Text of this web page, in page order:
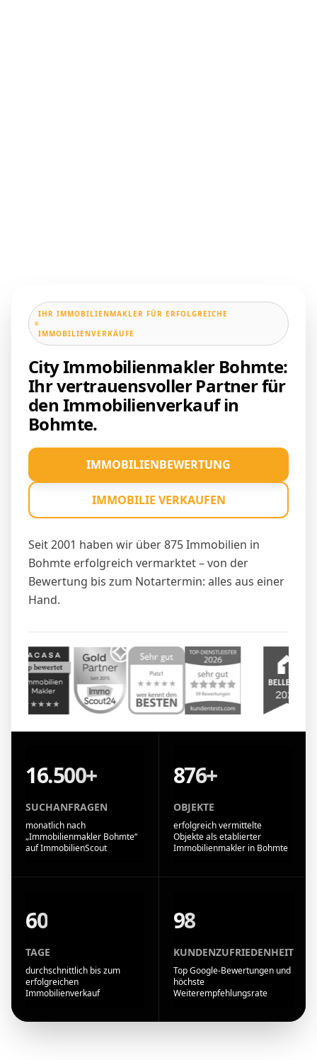
IHR IMMOBILIENMAKLER FÜR ERFOLGREICHE
IMMOBILIENVERKÄUFE
City Immobilienmakler Bohmte:
Ihr vertrauensvoller Partner für
den Immobilienverkauf in
Bohmte.
Seit 2001 haben wir über 875 Immobilien in
Bohmte erfolgreich vermarktet – von der
Bewertung bis zum Notartermin: alles aus einer
Hand.
IMMOBILIENBEWERTUNG
IMMOBILIE VERKAUFEN
16.500+
SUCHANFRAGEN
monatlich nach
„Immobilienmakler Bohmte“
auf ImmobilienScout
876+
OBJEKTE
erfolgreich vermittelte
Objekte als etablierter
Immobilienmakler in Bohmte
60
TAGE
durchschnittlich bis zum
erfolgreichen
Immobilienverkauf
98
KUNDENZUFRIEDENHEIT
Top Google-Bewertungen und
höchste
Weiterempfehlungsrate